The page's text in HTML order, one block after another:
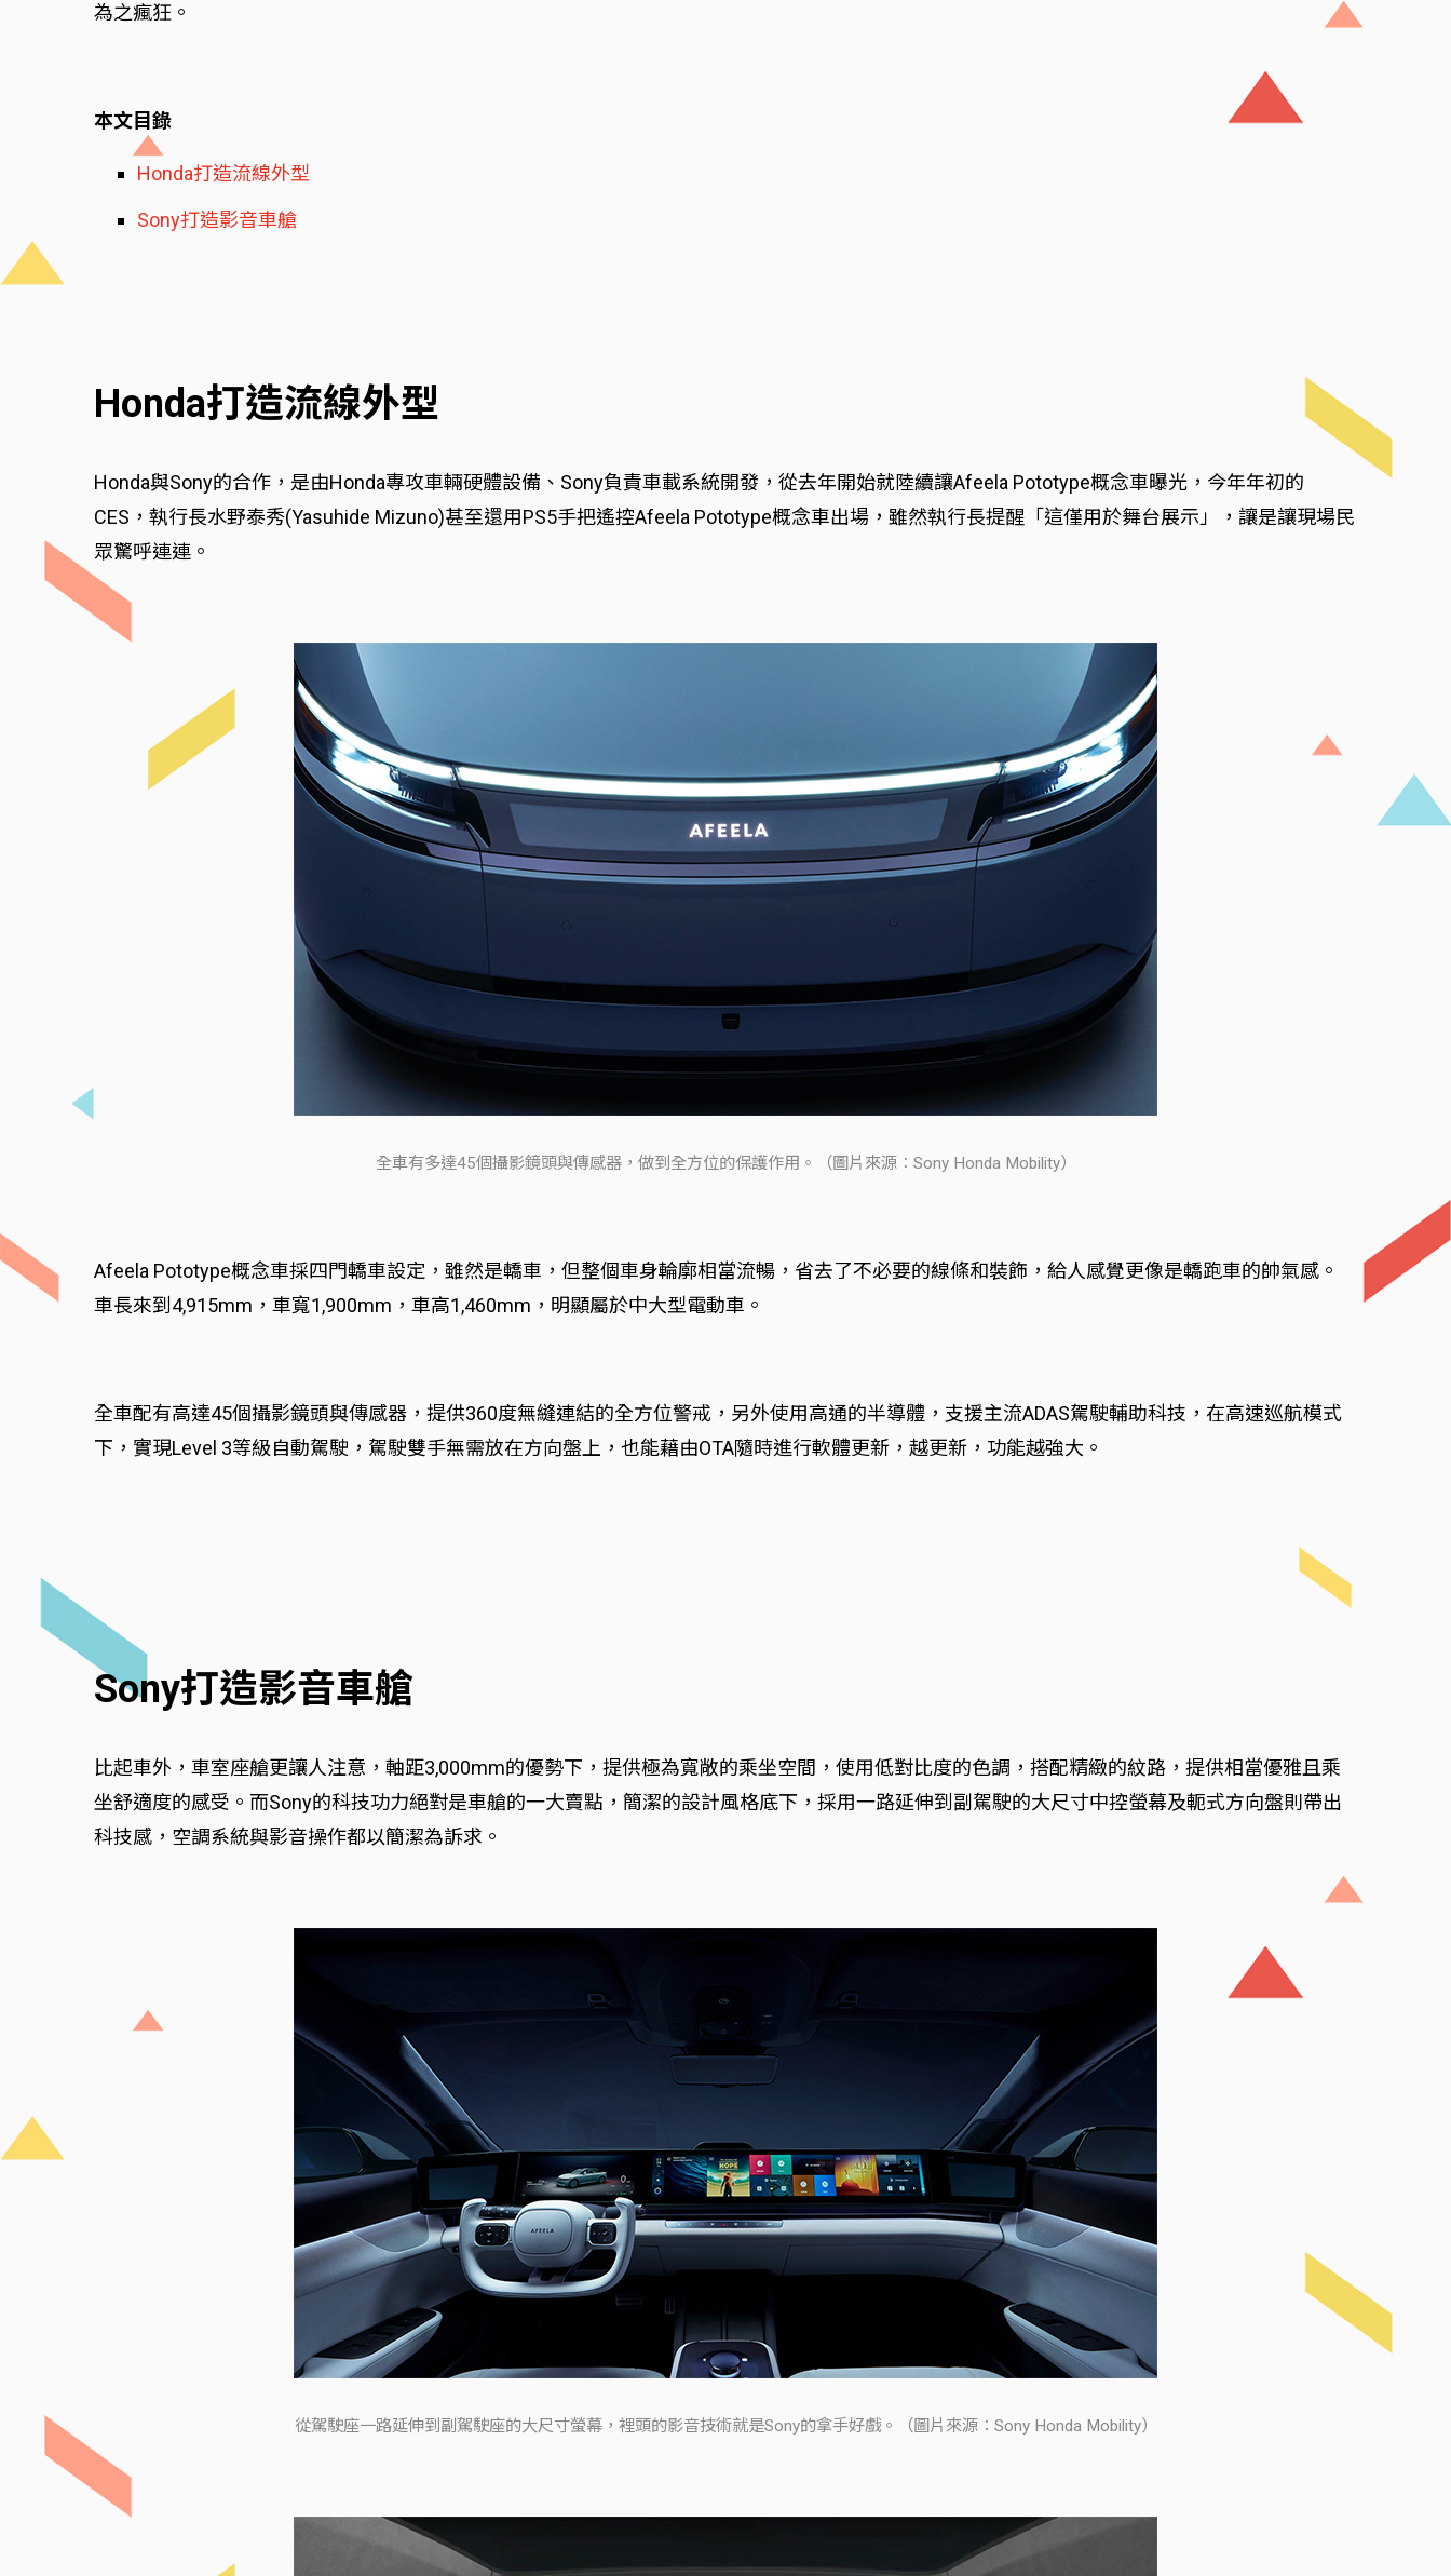
為之瘋狂。
本文目錄
Honda打造流線外型
Sony打造影音車艙
Honda打造流線外型
Honda與Sony的合作，是由Honda專攻車輛硬體設備、Sony負責車載系統開發，從去年開始就陸續讓Afeela Pototype概念車曝光，今年年初的
CES，執行長水野泰秀(Yasuhide Mizuno)甚至還用PS5手把遙控Afeela Pototype概念車出場，雖然執行長提醒「這僅用於舞台展示」，讓是讓現場民
眾驚呼連連。
全車有多達45個攝影鏡頭與傳感器，做到全方位的保護作用。（圖片來源：Sony Honda Mobility）
Afeela Pototype概念車採四門轎車設定，雖然是轎車，但整個車身輪廓相當流暢，省去了不必要的線條和裝飾，給人感覺更像是轎跑車的帥氣感。
車長來到4,915mm，車寬1,900mm，車高1,460mm，明顯屬於中大型電動車。
全車配有高達45個攝影鏡頭與傳感器，提供360度無縫連結的全方位警戒，另外使用高通的半導體，支援主流ADAS駕駛輔助科技，在高速巡航模式
下，實現Level 3等級自動駕駛，駕駛雙手無需放在方向盤上，也能藉由OTA隨時進行軟體更新，越更新，功能越強大。
Sony打造影音車艙
比起車外，車室座艙更讓人注意，軸距3,000mm的優勢下，提供極為寬敞的乘坐空間，使用低對比度的色調，搭配精緻的紋路，提供相當優雅且乘
坐舒適度的感受。而Sony的科技功力絕對是車艙的一大賣點，簡潔的設計風格底下，採用一路延伸到副駕駛的大尺寸中控螢幕及軛式方向盤則帶出
科技感，空調系統與影音操作都以簡潔為訴求。
從駕駛座一路延伸到副駕駛座的大尺寸螢幕，裡頭的影音技術就是Sony的拿手好戲。（圖片來源：Sony Honda Mobility）